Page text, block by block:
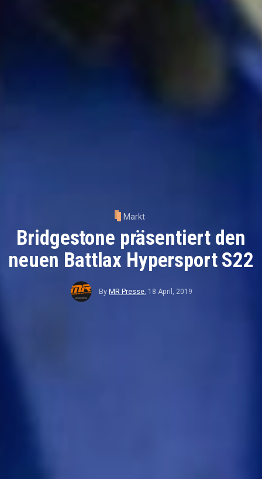
Markt
Bridgestone präsentiert den
neuen Battlax Hypersport S22
ByMR Presse 18 April, 2019